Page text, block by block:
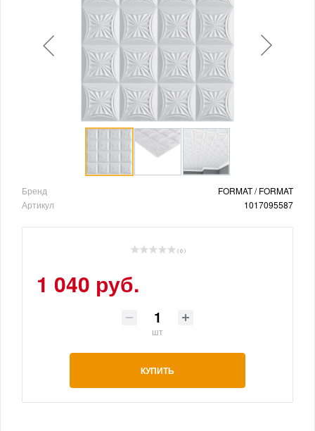
Бренд
FORMAT / FORMAT
Артикул
1017095587
( 0 )
1 040 руб.
шт
КУПИТЬ